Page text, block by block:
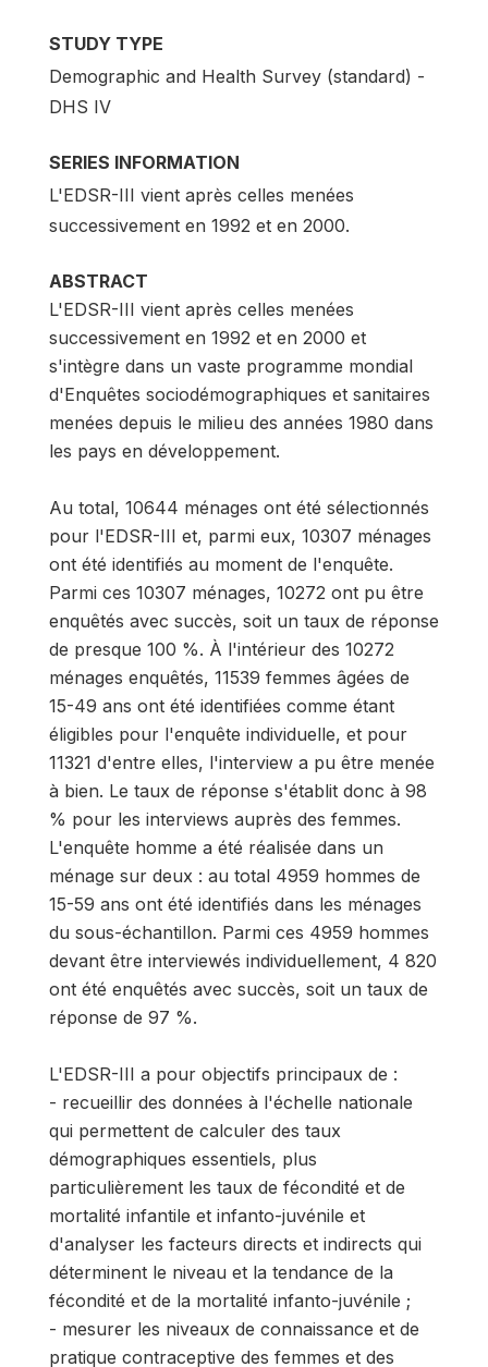
STUDY TYPE
Demographic and Health Survey (standard) -
DHS IV
SERIES INFORMATION
L'EDSR-III vient après celles menées
successivement en 1992 et en 2000.
ABSTRACT
L'EDSR-III vient après celles menées
successivement en 1992 et en 2000 et
s'intègre dans un vaste programme mondial
d'Enquêtes sociodémographiques et sanitaires
menées depuis le milieu des années 1980 dans
les pays en développement.
Au total, 10644 ménages ont été sélectionnés
pour l'EDSR-III et, parmi eux, 10307 ménages
ont été identifiés au moment de l'enquête.
Parmi ces 10307 ménages, 10272 ont pu être
enquêtés avec succès, soit un taux de réponse
de presque 100 %. À l'intérieur des 10272
ménages enquêtés, 11539 femmes âgées de
15-49 ans ont été identifiées comme étant
éligibles pour l'enquête individuelle, et pour
11321 d'entre elles, l'interview a pu être menée
à bien. Le taux de réponse s'établit donc à 98
% pour les interviews auprès des femmes.
L'enquête homme a été réalisée dans un
ménage sur deux : au total 4959 hommes de
15-59 ans ont été identifiés dans les ménages
du sous-échantillon. Parmi ces 4959 hommes
devant être interviewés individuellement, 4 820
ont été enquêtés avec succès, soit un taux de
réponse de 97 %.
L'EDSR-III a pour objectifs principaux de :
- recueillir des données à l'échelle nationale
qui permettent de calculer des taux
démographiques essentiels, plus
particulièrement les taux de fécondité et de
mortalité infantile et infanto-juvénile et
d'analyser les facteurs directs et indirects qui
déterminent le niveau et la tendance de la
fécondité et de la mortalité infanto-juvénile ;
- mesurer les niveaux de connaissance et de
pratique contraceptive des femmes et des